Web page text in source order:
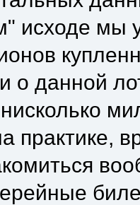
исходе мы
о данной
практике,